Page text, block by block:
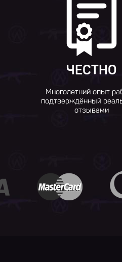
ЧЕСТНО
Многолетний опыт
подтверждённый
отзывами